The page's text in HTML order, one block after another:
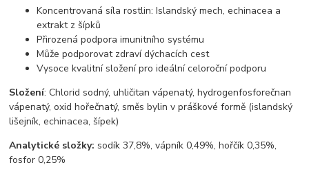
Koncentrovaná síla rostlin: Islandský mech, echinacea a
extrakt z šípků
Přirozená podpora imunitního systému
Může podporovat zdraví dýchacích cest
Vysoce kvalitní složení pro ideální celoroční podporu
Složení: Chlorid sodný, uhličitan vápenatý, hydrogenfosforečnan
vápenatý, oxid hořečnatý, směs bylin v práškové formě (islandský
lišejník, echinacea, šípek)
Analytické složky: sodík 37,8%, vápník 0,49%, hořčík 0,35%,
fosfor 0,25%